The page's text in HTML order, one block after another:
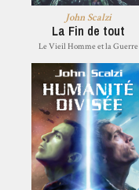
John Scalzi
La Fin de tout
Le Vieil Homme et la Guerre